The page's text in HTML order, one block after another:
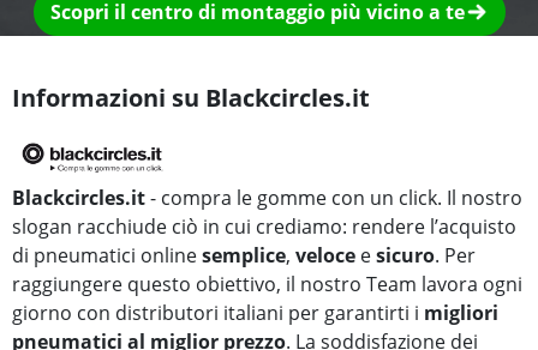
Scopri il centro di montaggio più vicino a te
Informazioni su Blackcircles.it
Blackcircles.it- compra le gomme con un click. Il nostro
slogan racchiude ciò in cui crediamo: rendere l’acquisto
di pneumatici onlinesemplice, veloce esicuro. Per
raggiungere questo obiettivo, il nostro Team lavora ogni
giorno con distributori italiani per garantirti i migliori
pneumatici al miglior prezzo. La soddisfazione dei